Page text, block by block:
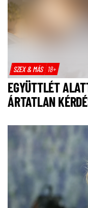
SZEX & MÁS 18+
EGYÜTTLÉT
ÁRTATLAN